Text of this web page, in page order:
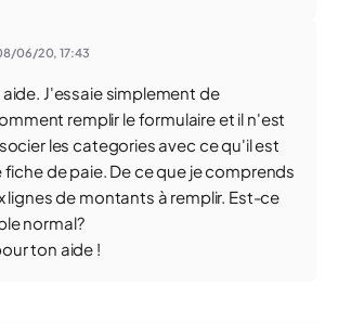
06/20,17:43
J'essaie simplement de
remplir le formulaire et il n'est
les categories avec ce qu'il est
de paie. De ce que je comprends
lignes de montants à remplir. Est-ce
normal?
ton aide !